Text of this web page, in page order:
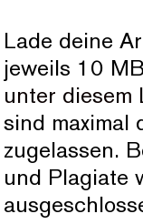
Lade deine
jeweils 10
unter diesem
sind maximal
zugelassen.
und Plagiate